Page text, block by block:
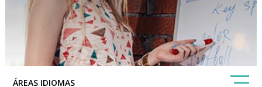
ÁREAS IDIOMAS